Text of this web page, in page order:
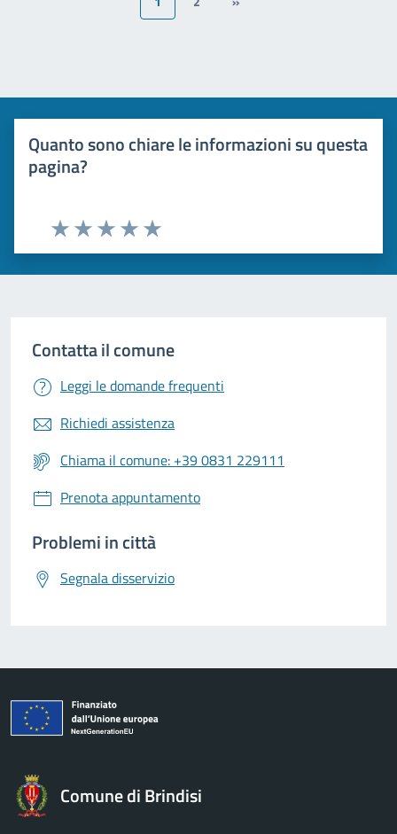
Quanto sono chiare le informazioni su questa
pagina?
Valuta 5 stelle su 5
Valuta 4 stelle su 5
Valuta 3 stelle su 5
Valuta 2 stelle su 5
Valuta 1 stelle su 5
Contatta il comune
Leggi le domande frequenti
Richiedi assistenza
Chiama il comune: +39 0831 229111
Prenota appuntamento
Problemi in città
Segnala disservizio
Comune di Brindisi